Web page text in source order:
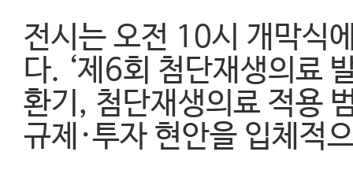
전시는 오전 10시 개막식
다. ‘제6회 첨단재생의료
환기, 첨단재생의료 적용
규제·투자 현안을 입체적